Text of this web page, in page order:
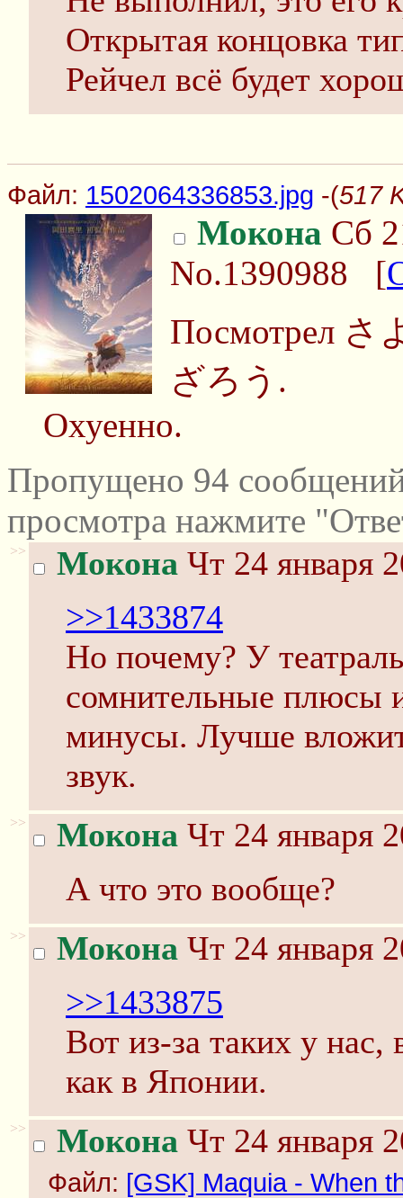
Открытая концовка
Рейчел всё будет
Файл: 1502064336853.jpg -(517
Мокона Сб
No.1390988 [
Посмотрел さ
ざろう.
Охуенно.
Пропущено 94
просмотра нажмите
>> Мокона Чт 24 января
>>1433874
Но почему? У
сомнительные плюсы
минусы. Лучше
звук.
>> Мокона Чт 24 января
А что это вообще?
>> Мокона Чт 24 января
>>1433875
Вот из-за таких у нас,
как в Японии.
>> Мокона Чт 24 января
Файл: [GSK] Maquia - When